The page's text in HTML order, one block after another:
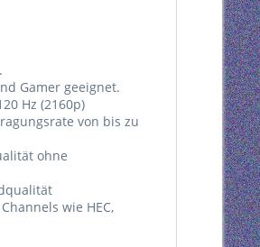
Gamer geeignet.
Hz (2160p)
von bis zu
ohne
wie HEC,